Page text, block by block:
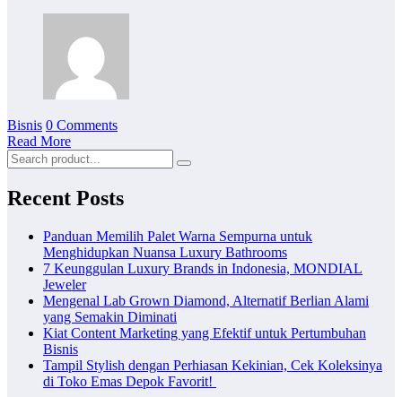
Bisnis 0 Comments
Read More
Recent Posts
Panduan Memilih Palet Warna Sempurna untuk
Menghidupkan Nuansa Luxury Bathrooms
7 Keunggulan Luxury Brands in Indonesia, MONDIAL
Jeweler
Mengenal Lab Grown Diamond, Alternatif Berlian Alami
yang Semakin Diminati
Kiat Content Marketing yang Efektif untuk Pertumbuhan
Bisnis
Tampil Stylish dengan Perhiasan Kekinian, Cek Koleksinya
di Toko Emas Depok Favorit!